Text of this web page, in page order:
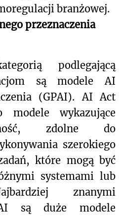
branżowej.
przeznaczenia
podlegającą
są modele AI
(GPAI). AI Act
wykazujące
zdolne do
szerokiego
które mogą być
systemami lub
znanymi
są duże modele